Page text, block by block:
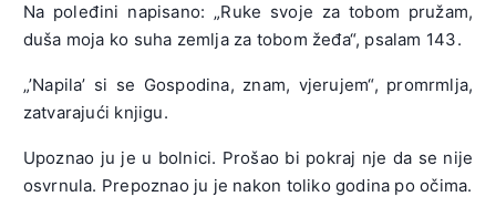
Na poleđini napisano: „Ruke svoje za tobom pružam,
duša moja ko suha zemlja za tobom žeđa“, psalam 143.
„’Napila’ si se Gospodina, znam, vjerujem“, promrmlja,
zatvarajući knjigu.
Upoznao ju je u bolnici. Prošao bi pokraj nje da se nije
osvrnula. Prepoznao ju je nakon toliko godina po očima.